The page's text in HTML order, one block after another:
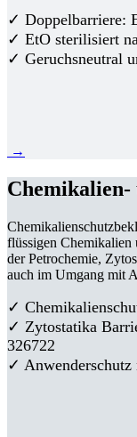
✓ Doppelbarriere:
✓ EtO sterilisiert
✓ Geruchsneutral
→
Chemikalien-
flüssigen Chemikalien
der Petrochemie,
auch im Umgang mit
✓
✓ Zytostatika
326722
✓ Anwenderschutz